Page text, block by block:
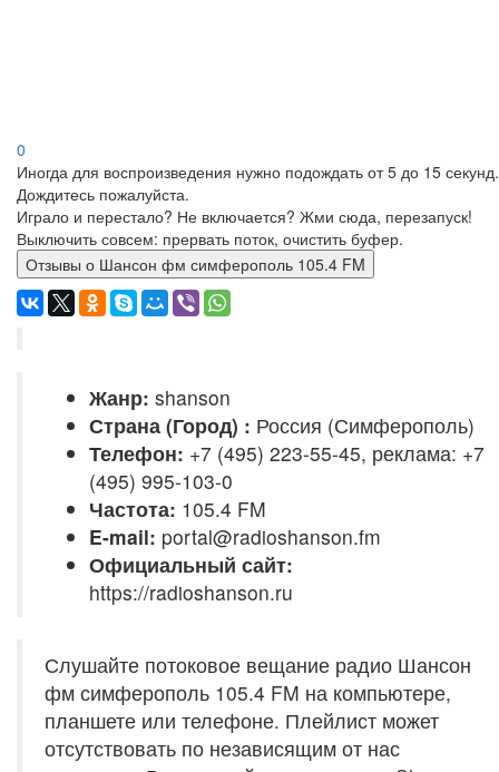
0
Иногда для воспроизведения нужно подождать от 5 до 15 секунд.
Дождитесь пожалуйста.
Играло и перестало? Не включается? Жми сюда, перезапуск!
Выключить совсем: прервать поток, очистить буфер.
Отзывы о Шансон фм симферополь 105.4 FM
Жанр: shanson
Страна (Город) : Россия (Симферополь)
Телефон: +7 (495) 223-55-45, реклама: +7
(495) 995-103-0
Частота: 105.4 FM
E-mail: portal@radioshanson.fm
Официальный сайт:
https://radioshanson.ru
Слушайте потоковое вещание радио Шансон
фм симферополь 105.4 FM на компьютере,
планшете или телефоне. Плейлист может
отсутствовать по независящим от нас